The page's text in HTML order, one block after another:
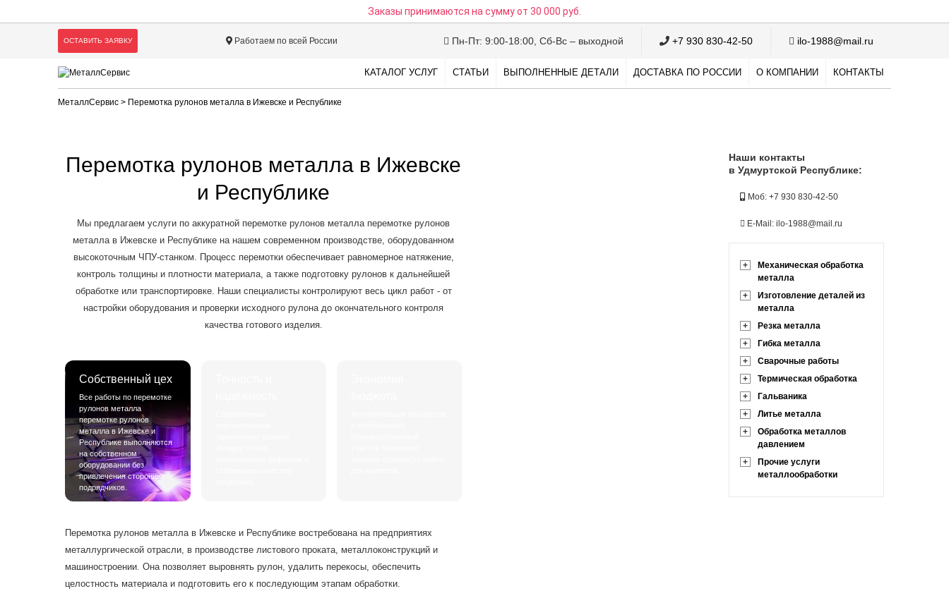
Заказы принимаются на суммуот 30 000 руб.
ОСТАВИТЬ ЗАЯВКУ Работаем по всей России Пн-Пт: 9:00-18:00, Сб-Вс – выходной +7 930 830-42-50 ilo-1988@mail.ru
КАТАЛОГ УСЛУГ СТАТЬИ ВЫПОЛНЕННЫЕ ДЕТАЛИ ДОСТАВКА ПО РОССИИ О КОМПАНИИ КОНТАКТЫ
МеталлСервис > Перемотка рулонов металла в Ижевске и Республике
Перемотка рулонов металла в Ижевске
и Республике
Мы предлагаем услуги по аккуратной перемотке рулонов металла перемотке рулонов
металла в Ижевске и Республике на нашем современном производстве, оборудованном
высокоточным ЧПУ-станком. Процесс перемотки обеспечивает равномерное натяжение,
контроль толщины и плотности материала, а также подготовку рулонов к дальнейшей
обработке или транспортировке. Наши специалисты контролируют весь цикл работ - от
настройки оборудования и проверки исходного рулона до окончательного контроля
качества готового изделия.
Собственный цех
Все работы по перемотке
рулонов металла
перемотке рулонов
металла в Ижевске и
Республике выполняются
на собственном
оборудовании без
привлечения сторонних
подрядчиков.
Перемотка рулонов металла в Ижевске и Республике востребована на предприятиях
металлургической отрасли, в производстве листового проката, металлоконструкций и
машиностроении. Она позволяет выровнять рулон, удалить перекосы, обеспечить
целостность материала и подготовить его к последующим этапам обработки.
Наши контакты
в Удмуртской Республике:
Моб: +7 930 830-42-50
E-Mail: ilo-1988@mail.ru
+
Механическая обработка
металла
+
Изготовление деталей из
металла
+
Резка металла
+
Гибка металла
+
Сварочные работы
+
Термическая обработка
+
Гальваника
+
Литье металла
+
Обработка металлов
давлением
+
Прочие услуги
металлообработки